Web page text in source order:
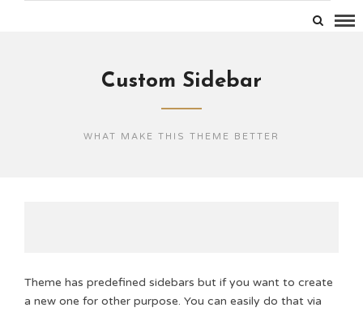
Custom Sidebar
WHAT MAKE THIS THEME BETTER
Theme has predefined sidebars but if you want to create
a new one for other purpose. You can easily do that via